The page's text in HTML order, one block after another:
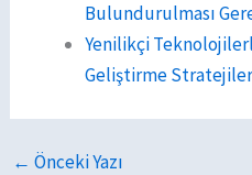
Bulundurulması
Yenilikçi
Geliştirme
← Önceki Yazı